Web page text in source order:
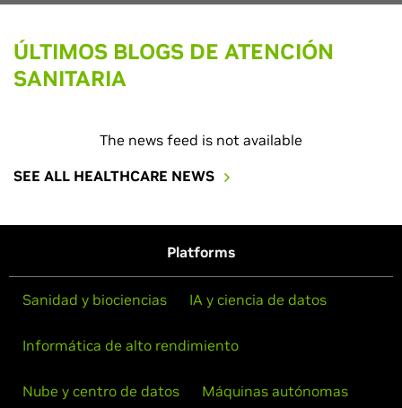
ÚLTIMOS BLOGS DE ATENCIÓN
SANITARIA
The news feed is not available
SEE ALL HEALTHCARE NEWS
Platforms
Sanidad y biociencias IA y ciencia de datos
Informática de alto rendimiento
Nube y centro de datos Máquinas autónomas